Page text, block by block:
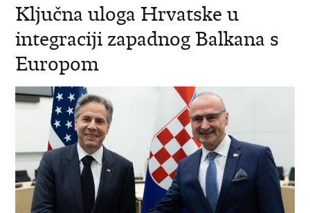
Ključna uloga Hrvatske u
integraciji zapadnog Balkana s
Europom